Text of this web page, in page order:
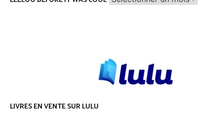
LIVRES EN VENTE SUR LULU